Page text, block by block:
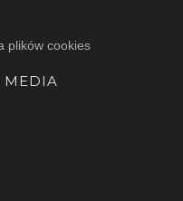
plików cookies
MEDIA